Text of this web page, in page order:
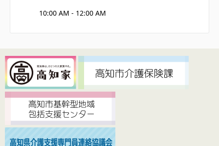
10:00 AM - 12:00 AM